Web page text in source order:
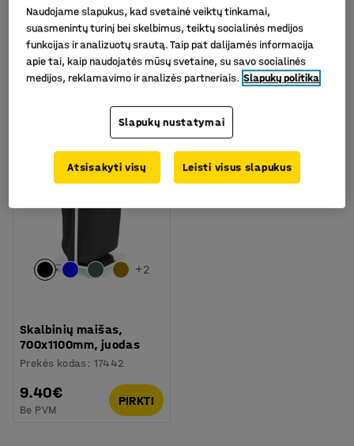
Filtras Rūšiuoti
+2
Skalbinių maišas,
700x1100mm, juodas
Prekės kodas : 17442
9.40€
Be PVM
PIRKTI
Naudojame slapukus, kad svetainė veiktų tinkamai,
suasmenintų turinį bei skelbimus, teiktų socialinės medijos
funkcijas ir analizuotų srautą. Taip pat dalijamės informacija
apie tai, kaip naudojatės mūsų svetaine, su savo socialinės
medijos, reklamavimo ir analizės partneriais. Slapukų politika
Slapukų nustatymai
Atsisakyti visų Leisti visus slapukus